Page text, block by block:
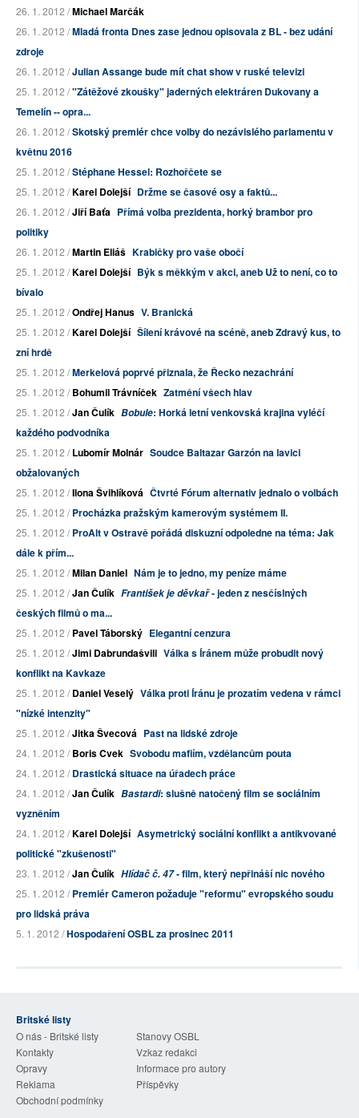
26. 1. 2012 /Michael Marčák
26. 1. 2012 /Mladá fronta Dnes zase jednou opisovala z BL - bez udání
zdroje
26. 1. 2012 /Julian Assange bude mít chat show v ruské televizi
25. 1. 2012 /"Zátěžové zkoušky" jaderných elektráren Dukovany a
Temelín -- opra...
26. 1. 2012 /Skotský premiér chce volby do nezávislého parlamentu v
květnu 2016
25. 1. 2012 /Stéphane Hessel: Rozhořčete se
25. 1. 2012 /Karel Dolejší Držme se časové osy a faktů...
26. 1. 2012 /Jiří Baťa Přímá volba prezidenta, horký brambor pro
politiky
26. 1. 2012 /Martin Eliáš Krabičky pro vaše obočí
25. 1. 2012 /Karel Dolejší Býk s měkkým v akci, aneb Už to není, co to
bívalo
25. 1. 2012 /Ondřej Hanus V. Branická
25. 1. 2012 /Karel Dolejší Šílení krávové na scéně, aneb Zdravý kus, to
zní hrdě
25. 1. 2012 /Merkelová poprvé přiznala, že Řecko nezachrání
25. 1. 2012 /Bohumil Trávníček Zatmění všech hlav
25. 1. 2012 /Jan Čulík Bobule: Horká letní venkovská krajina vyléčí
každého podvodníka
25. 1. 2012 /Lubomír Molnár Soudce Baltazar Garzón na lavici
obžalovaných
25. 1. 2012 /Ilona Švihlíková Čtvrté Fórum alternativ jednalo o volbách
25. 1. 2012 /Procházka pražským kamerovým systémem II.
25. 1. 2012 /ProAlt v Ostravě pořádá diskuzní odpoledne na téma: Jak
dále k přím...
25. 1. 2012 /Milan Daniel Nám je to jedno, my peníze máme
25. 1. 2012 /Jan Čulík František je děvkař- jeden z nesčíslných
českých filmů o ma...
25. 1. 2012 /Pavel Táborský Elegantní cenzura
25. 1. 2012 /Jimi Dabrundašvili Válka s Íránem může probudit nový
konflikt na Kavkaze
25. 1. 2012 /Daniel Veselý Válka proti Íránu je prozatím vedena v rámci
"nízké intenzity"
25. 1. 2012 /Jitka Švecová Past na lidské zdroje
24. 1. 2012 /Boris Cvek Svobodu mafiím, vzdělancům pouta
24. 1. 2012 /Drastická situace na úřadech práce
24. 1. 2012 /Jan Čulík Bastardi: slušně natočený film se sociálním
vyzněním
24. 1. 2012 /Karel Dolejší Asymetrický sociální konflikt a antikvované
politické "zkušenosti"
23. 1. 2012 /Jan Čulík Hlídač č. 47- film, který nepřináší nic nového
25. 1. 2012 /Premiér Cameron požaduje "reformu" evropského soudu
pro lidská práva
5. 1. 2012 /Hospodaření OSBL za prosinec 2011
Britské listy
O nás - Britské listy
Stanovy OSBL
Kontakty
Vzkaz redakci
Opravy
Informace pro autory
Reklama
Příspěvky
Obchodní podmínky